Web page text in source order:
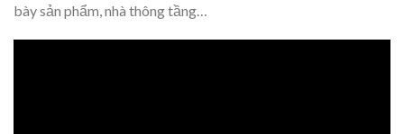
bày sản phẩm, nhà thông tầng…